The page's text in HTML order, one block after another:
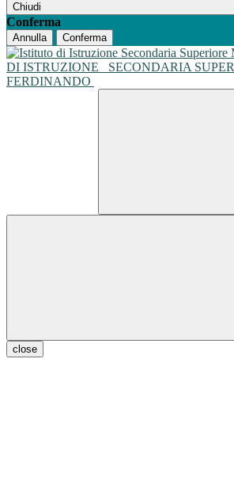
Chiudi
Conferma
Annulla Conferma
DI ISTRUZIONE
SECONDARIA
FERDINANDO
close